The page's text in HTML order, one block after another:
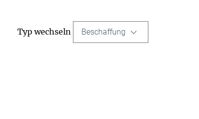
Typ wechseln Beschaffung